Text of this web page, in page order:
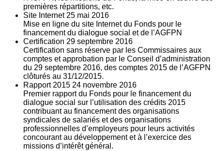
premières répartitions, etc.
Site Internet 25 mai 2016
Mise en ligne du site Internet du Fonds pour le
financement du dialogue social et de l’AGFPN
Certification 29 septembre 2016
Certification sans réserve par les Commissaires aux
comptes et approbation par le Conseil d’administration
du 29 septembre 2016, des comptes 2015 de l’AGFPN
clôturés au 31/12/2015.
Rapport 2015 24 novembre 2016
Premier rapport du Fonds pour le financement du
dialogue social sur l’utilisation des crédits 2015
contribuant au financement des organisations
syndicales de salariés et des organisations
professionnelles d’employeurs pour leurs activités
concourant au développement et à l’exercice des
missions d’intérêt général.